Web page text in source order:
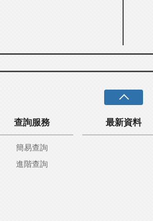
查詢服務
簡易查詢
進階查詢
最新資料